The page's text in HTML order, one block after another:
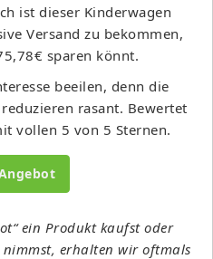
ist dieser Kinderwagen
Versand zu bekommen,
sparen könnt.
beeilen, denn die
rasant. Bewertet
vollen 5 von 5 Sternen.
ein Produkt kaufst oder
erhalten wir oftmals